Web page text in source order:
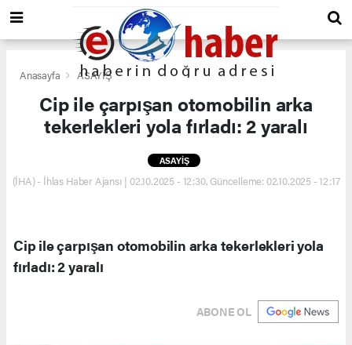
Anasayfa ASAYİŞ
Cip ile çarpışan otomobilin arka
tekerlekleri yola fırladı: 2 yaralı
ASAYİŞ
(İHA) - İhlas Haber Ajansı | 02.10.2025 - 12:30, Güncelleme: 02.10.2025 - 12:17
Cip ile çarpışan otomobilin arka tekerlekleri yola
fırladı: 2 yaralı
ABONE OL